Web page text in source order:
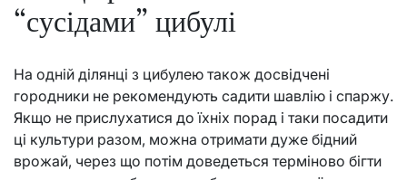
“сусідами” цибулі
На одній ділянці з цибулею також досвідчені
городники не рекомендують садити шавлію і спаржу.
Якщо не прислухатися до їхніх порад і таки посадити
ці культури разом, можна отримати дуже бідний
врожай, через що потім доведеться терміново бігти